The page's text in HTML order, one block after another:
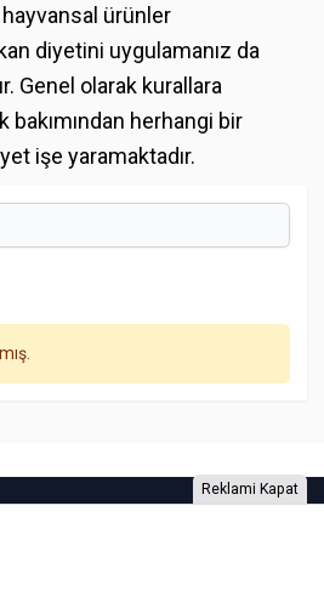
ürünler
diyetini uygulamanız da
Genel olarak kurallara
bakımından herhangi bir
işe yaramaktadır.
Reklami Kapat